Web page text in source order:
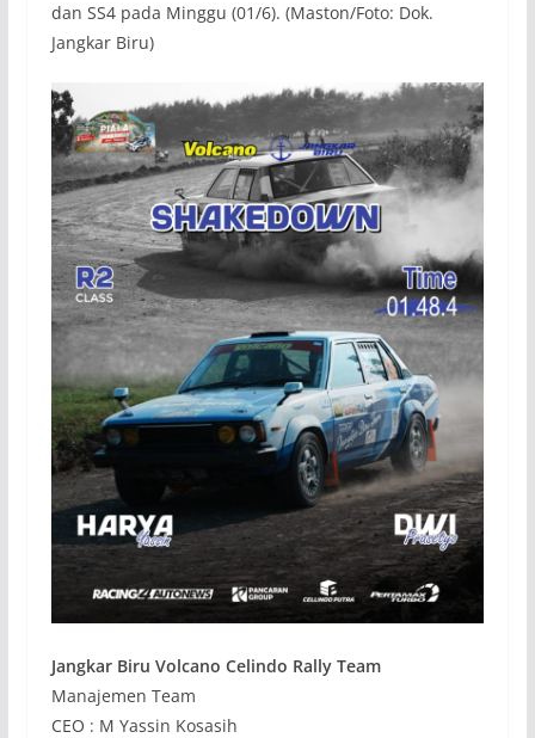
dan SS4 pada Minggu (01/6). (Maston/Foto: Dok.
Jangkar Biru)
Jangkar Biru Volcano Celindo Rally Team
Manajemen Team
CEO : M Yassin Kosasih